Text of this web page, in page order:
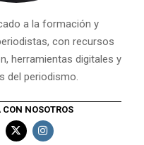
a la formación y
con recursos
herramientas digitales y
del periodismo.
CON NOSOTROS